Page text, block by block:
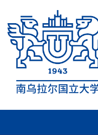
到
主